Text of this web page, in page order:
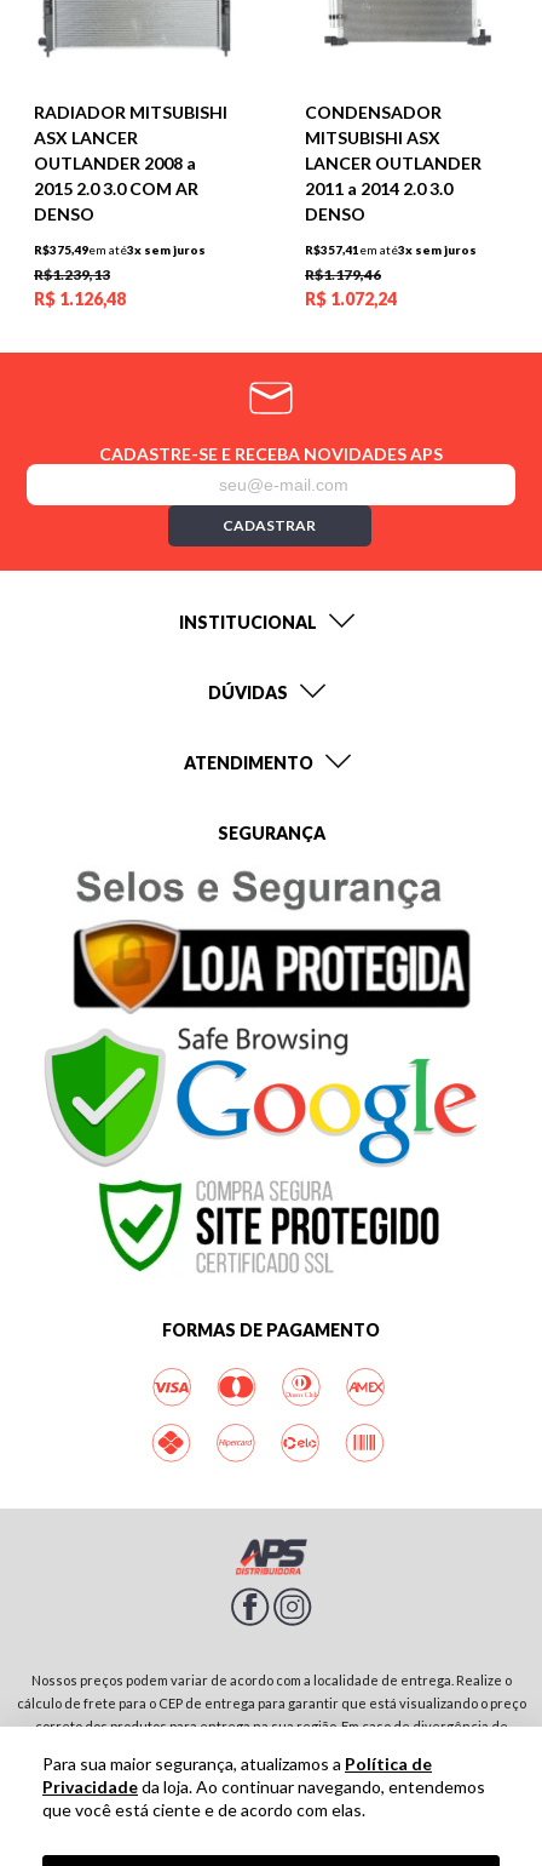
RADIADOR MITSUBISHI
ASX LANCER
OUTLANDER 2008 a
2015 2.0 3.0 COM AR
DENSO
R$375,49em até3x sem juros
R$1.239,13
R$ 1.126,48
CONDENSADOR
MITSUBISHI ASX
LANCER OUTLANDER
2011 a 2014 2.0 3.0
DENSO
R$357,41em até3x sem juros
R$1.179,46
R$ 1.072,24
Para sua maior segurança, atualizamos a Política de
Privacidadeda loja. Ao continuar navegando, entendemos
que você está ciente e de acordo com elas.
CADASTRE-SE E RECEBA NOVIDADES APS
CADASTRAR
INSTITUCIONAL
DÚVIDAS
ATENDIMENTO
SEGURANÇA
FORMAS DE PAGAMENTO
Nossos preços podem variar de acordo com a localidade de entrega. Realize o
cálculo de frete para o CEP de entrega para garantir que está visualizando o preço
correto dos produtos para entrega na sua região. Em caso de divergência de
no carrinho de compras. Rodovia SP-342, Parque Residencial Jardim São Domingos |
13874-243-São João da Boa Vista-SP | CNPJ: 01.910.513/0001-00
Tecnologia